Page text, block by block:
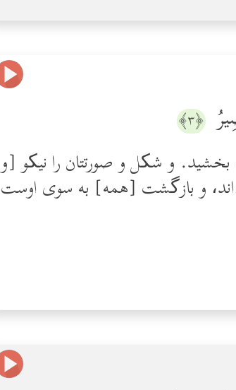
﴿٣﴾
بخشید. و شکل و صورتتان را نیکو [و